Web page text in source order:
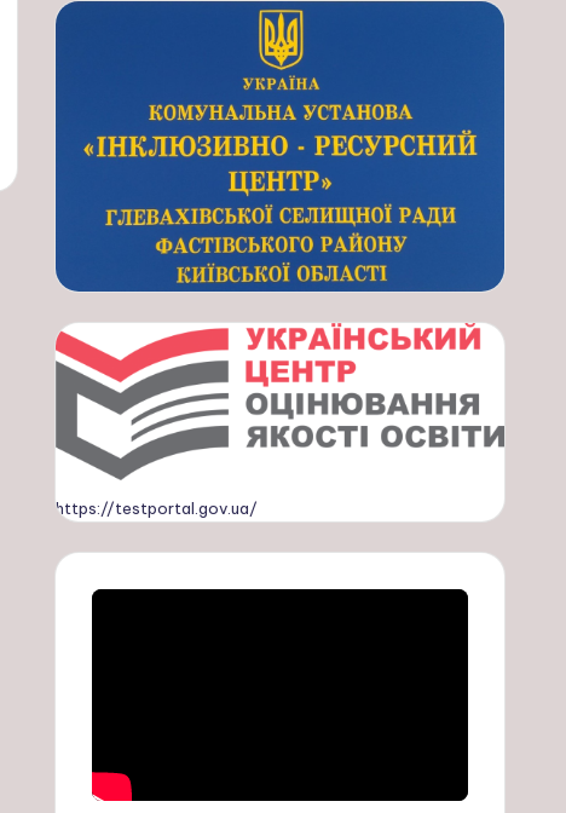
https://testportal.gov.ua/